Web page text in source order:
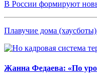
В России формируют
Плавучие дома
Жанна Федаева: «По